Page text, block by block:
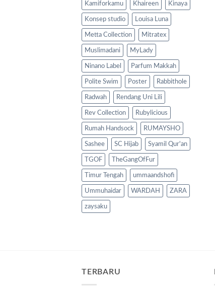
Kamiforkamu Khaireen Kinaya
Konsep studio Louisa Luna
Metta Collection Mitratex
Muslimadani MyLady
Ninano Label Parfum Makkah
Polite Swim Poster Rabbithole
Radwah Rendang Uni Lili
Rev Collection Rubylicious
Rumah Handsock RUMAYSHO
Sashee SC Hijab Syamil Qur'an
TGOF TheGangOfFur
Timur Tengah ummaandshofi
Ummuhaidar WARDAH ZARA
zaysaku
TERBARU